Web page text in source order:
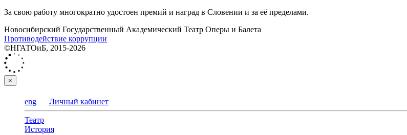
За свою работу многократно удостоен премий и наград в Словении и за её пределами.
Новосибирский Государственный Академический Театр Оперы и Балета
Противодействие коррупции
©НГАТОиБ, 2015-2026
×
eng Личный кабинет
Театр
История